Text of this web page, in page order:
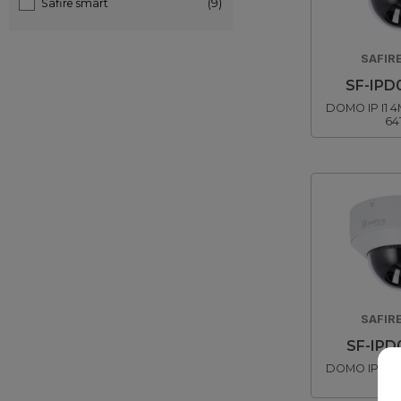
Safire smart (9)
SF-
DOMO IP I1
SF-
DOMO IP I1